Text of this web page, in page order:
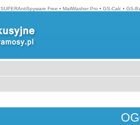
SUPERAntiSpyware Free • MailWasher Pro • GS-Calc • GS-